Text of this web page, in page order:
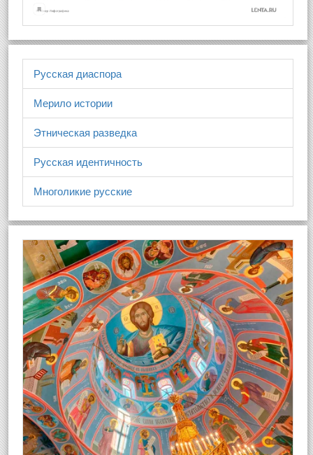
Русская диаспора
Мерило истории
Этническая разведка
Русская идентичность
Многоликие русские